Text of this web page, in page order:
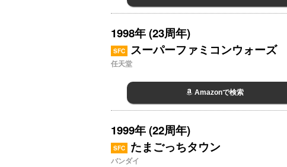
1998年 (23周年)
SFC スーパーファミコンウォーズ
任天堂
Amazonで検索
1999年 (22周年)
SFC たまごっちタウン
バンダイ